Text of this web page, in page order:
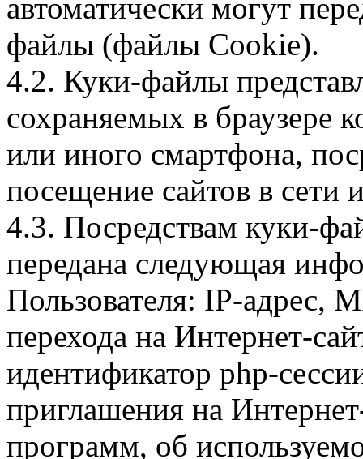
автоматически могут
файлы (файлы Cookie).
4.2. Куки-файлы
сохраняемых в браузере
или иного смартфона,
посещение сайтов в сети
4.3. Посредствам куки-
передана следующая
Пользователя: IP-адрес,
перехода на Интернет-
идентификатор php-
приглашения на
программ, об